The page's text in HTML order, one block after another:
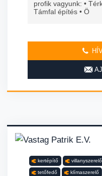
profik vagyunk: •
Támfal építés • Ö
kertépítő villanyszerelő
tetőfedő klímaszerelő